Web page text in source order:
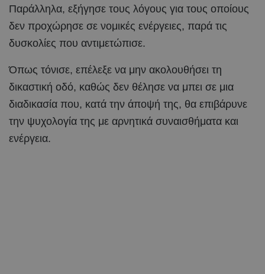
Παράλληλα, εξήγησε τους λόγους για τους οποίους
δεν προχώρησε σε νομικές ενέργειες, παρά τις
δυσκολίες που αντιμετώπισε.
Όπως τόνισε, επέλεξε να μην ακολουθήσει τη
δικαστική οδό, καθώς δεν θέλησε να μπει σε μια
διαδικασία που, κατά την άποψή της, θα επιβάρυνε
την ψυχολογία της με αρνητικά συναισθήματα και
ενέργεια.